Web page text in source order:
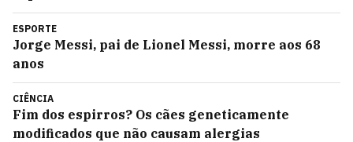
ESPORTE
Jorge Messi, pai de Lionel Messi, morre aos 68
anos
CIÊNCIA
Fim dos espirros? Os cães geneticamente
modificados que não causam alergias